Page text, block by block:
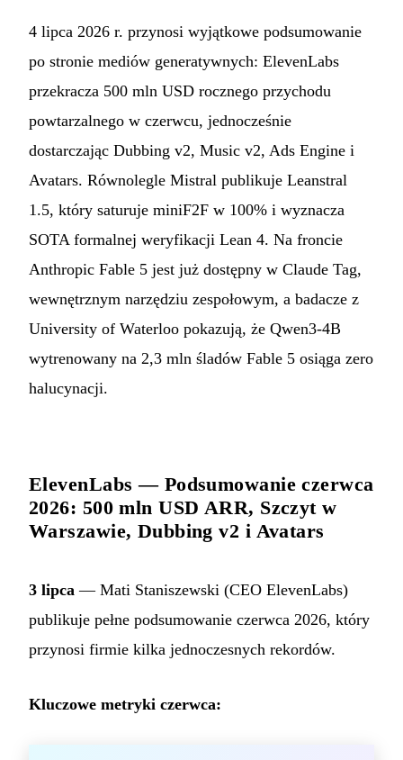
4 lipca 2026 r. przynosi wyjątkowe podsumowanie
po stronie mediów generatywnych: ElevenLabs
przekracza 500 mln USD rocznego przychodu
powtarzalnego w czerwcu, jednocześnie
dostarczając Dubbing v2, Music v2, Ads Engine i
Avatars. Równolegle Mistral publikuje Leanstral
1.5, który saturuje miniF2F w 100% i wyznacza
SOTA formalnej weryfikacji Lean 4. Na froncie
Anthropic Fable 5 jest już dostępny w Claude Tag,
wewnętrznym narzędziu zespołowym, a badacze z
University of Waterloo pokazują, że Qwen3-4B
wytrenowany na 2,3 mln śladów Fable 5 osiąga zero
halucynacji.
ElevenLabs — Podsumowanie czerwca
2026: 500 mln USD ARR, Szczyt w
Warszawie, Dubbing v2 i Avatars
3 lipca — Mati Staniszewski (CEO ElevenLabs)
publikuje pełne podsumowanie czerwca 2026, który
przynosi firmie kilka jednoczesnych rekordów.
Kluczowe metryki czerwca: